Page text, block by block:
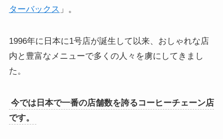
ターバックス 」。
1996年に日本に1号店が誕生して以来、おしゃれな店
内と豊富なメニューで多くの人々を虜にしてきまし
た。
今では日本で一番の店舗数を誇るコーヒーチェーン店
です。